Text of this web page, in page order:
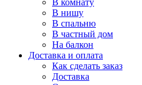
В комнату
В нишу
В спальню
В частный дом
На балкон
Доставка и оплата
Как сделать заказ
Доставка